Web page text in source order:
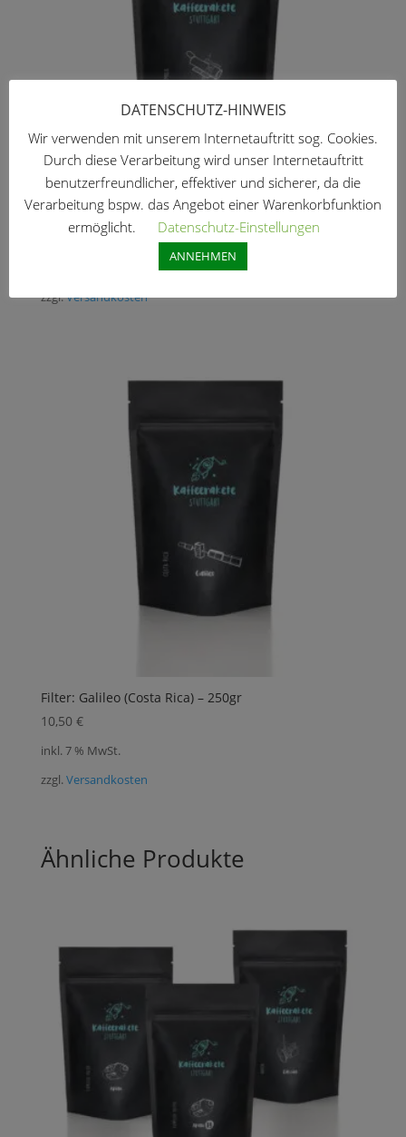
Filter: Hubble (Guatemala) – 250gr
10,50€
zzgl.Versandkosten
Filter: Galileo (Costa Rica) – 250gr
10,50 €
inkl. 7 % MwSt.
zzgl.Versandkosten
Ähnliche Produkte
DATENSCHUTZ-HINWEIS
Wir verwenden mit unserem Internetauftritt sog. Cookies.
Durch diese Verarbeitung wird unser Internetauftritt
benutzerfreundlicher, effektiver und sicherer, da die
Verarbeitung bspw. das Angebot einer Warenkorbfunktion
ermöglicht.
Datenschutz-Einstellungen
ANNEHMEN